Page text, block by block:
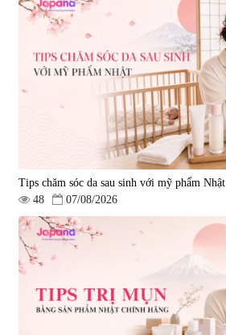
Tips chăm sóc da sau sinh với mỹ phẩm Nhật
48
07/08/2026